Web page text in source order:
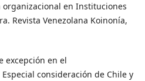
en Instituciones
Revista Venezolana Koinonía,
excepción en el
consideración de Chile y